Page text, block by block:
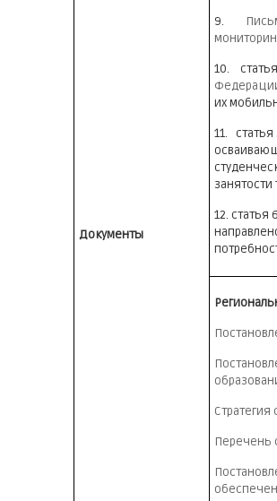
Документы
9.
10.
их
11. статья
12. статья
Перечень